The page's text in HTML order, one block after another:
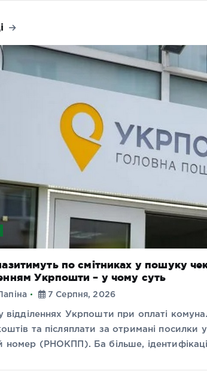
по смітниках у пошуку
Укрпошти – у чому суть
7 Серпня, 2026
відділеннях Укрпошти при оплаті
та післяплати за отримані посилки
номер (РНОКПП). Ба більше,